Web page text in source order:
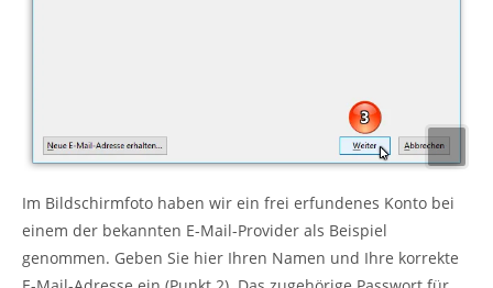
Im Bildschirmfoto haben wir ein frei erfundenes Konto bei
einem der bekannten E-Mail-Provider als Beispiel
genommen. Geben Sie hier Ihren Namen und Ihre korrekte